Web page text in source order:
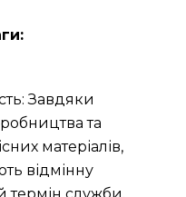
Завдяки
та
матеріалів,
відмінну